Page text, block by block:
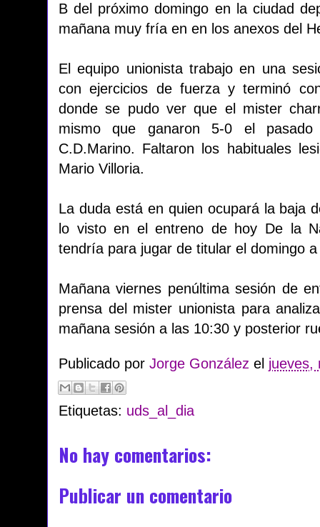
B del próximo domingo en la ciudad
mañana muy fría en en los anexos del
El equipo unionista trabajo en una
con ejercicios de fuerza y terminó
donde se pudo ver que el mister
mismo que ganaron 5-0 el
C.D.Marino. Faltaron los habituales
Mario Villoria.
La duda está en quien ocupará la baja
lo visto en el entreno de hoy De la
tendría para jugar de titular el domingo
Mañana viernes penúltima sesión de
prensa del mister unionista para
mañana sesión a las 10:30 y posterior
Publicado por Jorge González el jueves,
Etiquetas: uds_al_dia
No hay comentarios:
Publicar un comentario